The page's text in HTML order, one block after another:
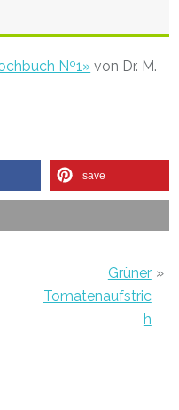
Nº1» von Dr. M.
save
Grüner
Tomatenaufstric
h
»